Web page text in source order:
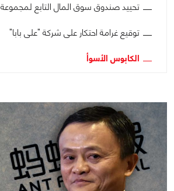
تحييد صندوق سوق المال التابع لمجموعة Ant Group
توقيع غرامة احتكار على شركة "على بابا"
الكابوس الأسوأ